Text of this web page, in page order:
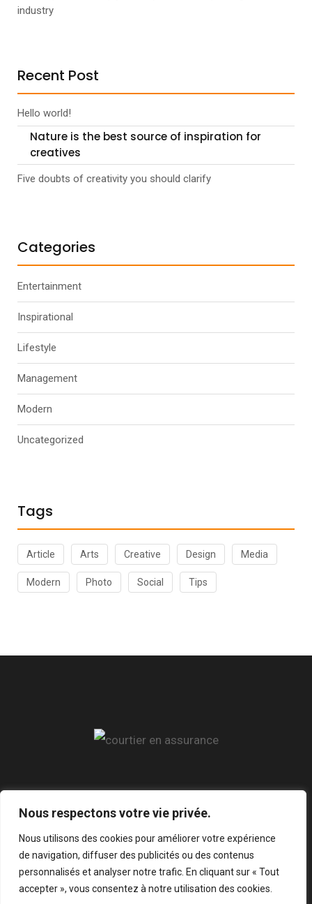
Nous respectons votre vie privée.
Nous utilisons des cookies pour améliorer votre expérience
de navigation, diffuser des publicités ou des contenus
personnalisés et analyser notre trafic. En cliquant sur « Tout
accepter », vous consentez à notre utilisation des cookies.
industry
Recent Post
Hello world!
Nature is the best source of inspiration for
creatives
Five doubts of creativity you should clarify
Categories
Entertainment
Inspirational
Lifestyle
Management
Modern
Uncategorized
Tags
Article Arts Creative Design Media
Modern Photo Social Tips